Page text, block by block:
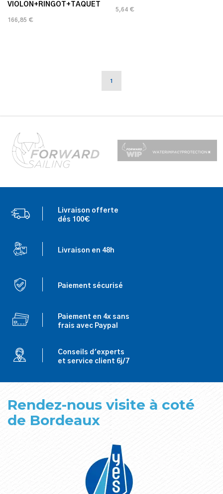
VIOLON+RINGOT+TAQUET
166,85 €
5,64 €
1
Livraison offerte
dés 100€
Livraison en 48h
Paiement sécurisé
Paiement en 4x sans
frais avec Paypal
Conseils d'experts
et service client 6j/7
Rendez-nous visite à coté
de Bordeaux